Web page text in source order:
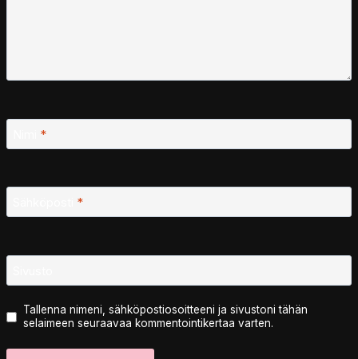
*
*
Tallenna nimeni, sähköpostiosoitteeni ja sivustoni tähän
selaimeen seuraavaa kommentointikertaa varten.